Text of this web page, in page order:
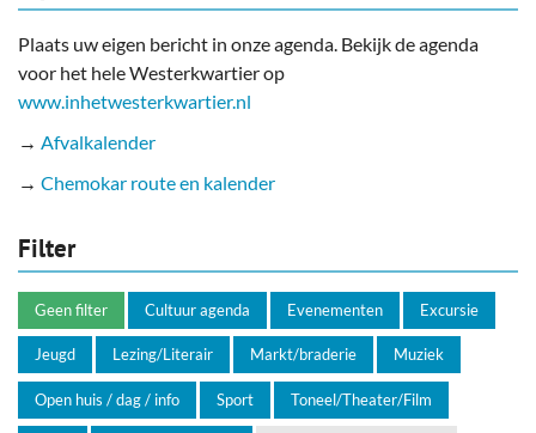
Plaats uw eigen bericht in onze agenda. Bekijk de agenda
voor het hele Westerkwartier op
www.inhetwesterkwartier.nl
→ Afvalkalender
→ Chemokar route en kalender
Filter
Geen filter Cultuur agenda Evenementen Excursie
Jeugd Lezing/Literair Markt/braderie Muziek
Open huis / dag / info Sport Toneel/Theater/Film